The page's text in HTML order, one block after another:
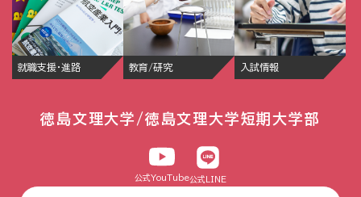
就職支援・進路 教育/研究 入試情報
徳島文理大学/徳島文理大学短期大学部
公式YouTube公式LINE